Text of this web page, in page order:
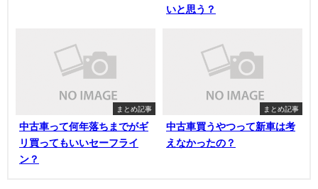
いと思う？
まとめ記事
中古車って何年落ちまでがギ
リ買ってもいいセーフライ
ン？
まとめ記事
中古車買うやつって新車は考
えなかったの？